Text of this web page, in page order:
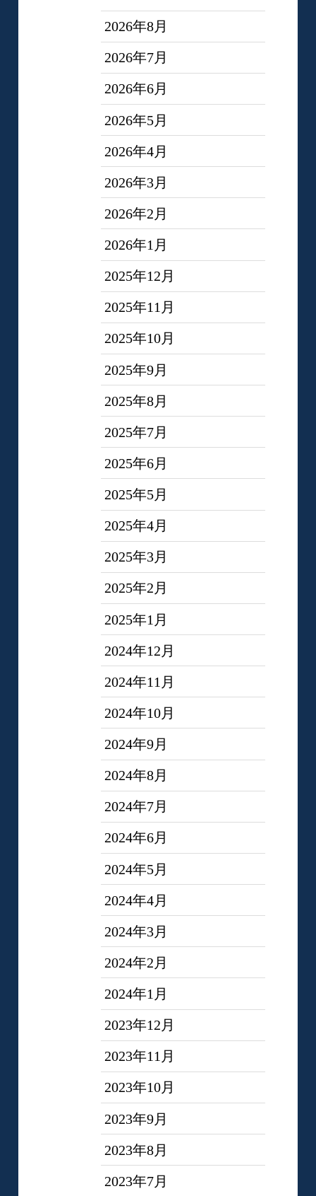
2026年8月
2026年7月
2026年6月
2026年5月
2026年4月
2026年3月
2026年2月
2026年1月
2025年12月
2025年11月
2025年10月
2025年9月
2025年8月
2025年7月
2025年6月
2025年5月
2025年4月
2025年3月
2025年2月
2025年1月
2024年12月
2024年11月
2024年10月
2024年9月
2024年8月
2024年7月
2024年6月
2024年5月
2024年4月
2024年3月
2024年2月
2024年1月
2023年12月
2023年11月
2023年10月
2023年9月
2023年8月
2023年7月